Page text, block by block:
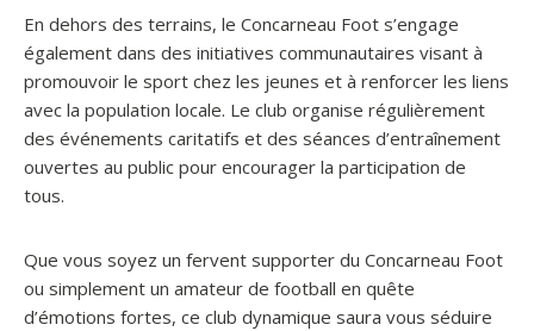
En dehors des terrains, le Concarneau Foot s’engage
également dans des initiatives communautaires visant à
promouvoir le sport chez les jeunes et à renforcer les liens
avec la population locale. Le club organise régulièrement
des événements caritatifs et des séances d’entraînement
ouvertes au public pour encourager la participation de
tous.
Que vous soyez un fervent supporter du Concarneau Foot
ou simplement un amateur de football en quête
d’émotions fortes, ce club dynamique saura vous séduire